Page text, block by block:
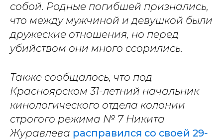
собой. Родные погибшей признались,
что между мужчиной и девушкой были
дружеские отношения, но перед
убийством они много ссорились.
Также сообщалось, что под
Красноярском 31-летний начальник
кинологического отдела колонии
строгого режима № 7 Никита
Журавлева расправился со своей 29-